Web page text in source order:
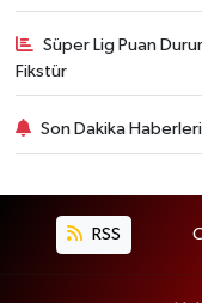
Süper Lig Puan
Fikstür
Son Dakika Haberleri
RSS